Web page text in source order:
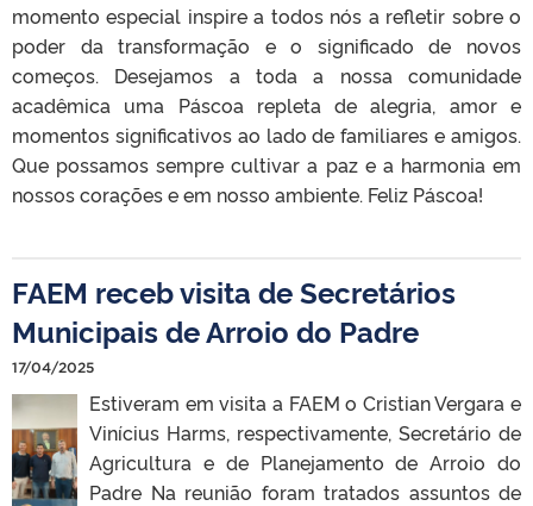
momento especial inspire a todos nós a refletir sobre o
poder da transformação e o significado de novos
começos. Desejamos a toda a nossa comunidade
acadêmica uma Páscoa repleta de alegria, amor e
momentos significativos ao lado de familiares e amigos.
Que possamos sempre cultivar a paz e a harmonia em
nossos corações e em nosso ambiente. Feliz Páscoa!
FAEM receb visita de Secretários
Municipais de Arroio do Padre
17/04/2025
Estiveram em visita a FAEM o Cristian Vergara e
Vinícius Harms, respectivamente, Secretário de
Agricultura e de Planejamento de Arroio do
Padre Na reunião foram tratados assuntos de